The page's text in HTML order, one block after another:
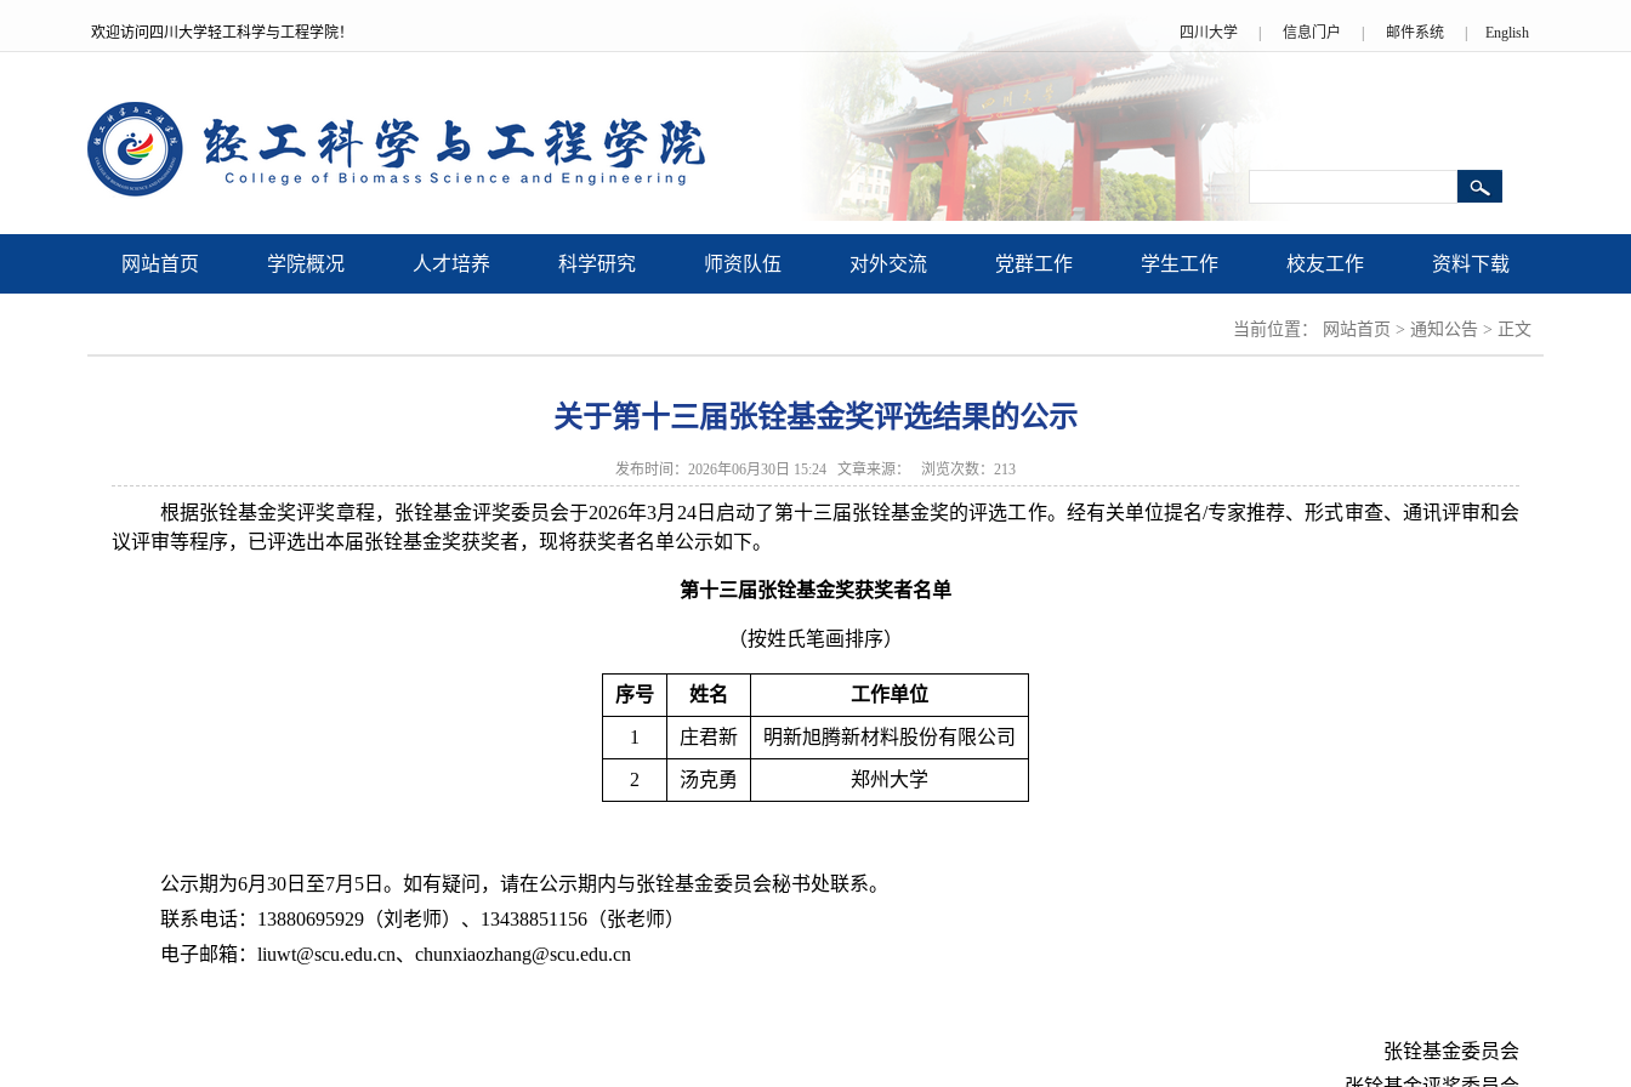
欢迎访问四川大学轻工科学与工程学院！ 四川大学 信息门户 邮件系统 English
网站首页 学院概况 人才培养 科学研究 师资队伍 对外交流 党群工作 学生工作 校友工作 资料下载
当前位置： 网站首页 > 通知公告 > 正文
关于第十三届张铨基金奖评选结果的公示
发布时间：2026年06月30日 15:24 文章来源： 浏览次数： 213
根据张铨基金奖评奖章程，张铨基金评奖委员会于2026年3月24日启动了第十三届张铨基金奖的评选工作。经有关单位提名/专家推荐、形式审查、通讯评审和会
议评审等程序，已评选出本届张铨基金奖获奖者，现将获奖者名单公示如下。
第十三届张铨基金奖获奖者名单
（按姓氏笔画排序）
序号 姓名 工作单位
1 庄君新 明新旭腾新材料股份有限公司
2 汤克勇 郑州大学
公示期为6月30日至7月5日。如有疑问，请在公示期内与张铨基金委员会秘书处联系。
联系电话： 13880695929 （刘老师）、 13438851156 （张老师）
电子邮箱： liuwt@scu.edu.cn、 chunxiaozhang@scu.edu.cn
张铨基金委员会